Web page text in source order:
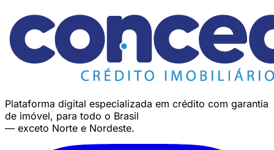
Plataforma digital especializada em crédito com garantia
de imóvel, para todo o Brasil
— exceto Norte e Nordeste.